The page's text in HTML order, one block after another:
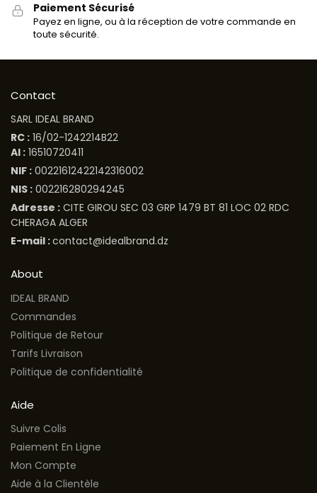
Paiement Sécurisé
Payez en ligne, ou à la réception de votre commande en
toute sécurité.
Contact
SARL IDEAL BRAND
RC : 16/02-1242214B22
AI : 16510720411
NIF : 00221612422142316002
NIS : 002216280294245
Adresse : CITE GIROU SEC 03 GRP 1479 BT 81 LOC 02 RDC
CHERAGA ALGER
E-mail :contact@idealbrand.dz
About
IDEAL BRAND
Commandes
Politique de Retour
Tarifs Livraison
Politique de confidentialité
Aide
Suivre Colis
Paiement En Ligne
Mon Compte
Aide à la Clientèle